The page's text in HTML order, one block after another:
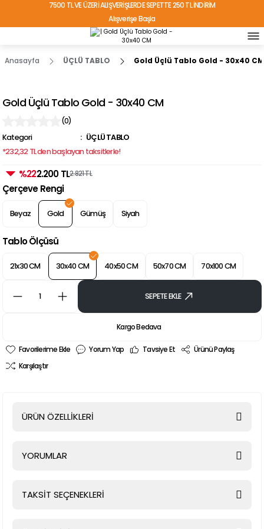
7500 TL VE ÜZERİ ALIŞVERİŞLERDE SEPETTE 250 TL İNDİRİM
Alışverişe Başla
TÜRKİYE'NİN HER YERİNE ÜCRETSİZ KARGO!
Anasayfa ÜÇLÜ TABLO Gold Üçlü Tablo Gold - 30x40 CM
Gold Üçlü Tablo Gold - 30x40 CM
(0)
Kategori
ÜÇLÜ TABLO
*232,32 TL den başlayan taksitlerle!
%222.200 TL2.821 TL
Çerçeve Rengi
Beyaz Gold Gümüş Siyah
Tablo Ölçüsü
21x30 CM 30x40 CM 40x50 CM 50x70 CM 70x100 CM
SEPETE EKLE
Kargo Bedava
Yorum Yap Tavsiye Et
Ürünü Paylaş
Karşılaştır
ÜRÜN ÖZELLİKLERİ
YORUMLAR
TAKSİT SEÇENEKLERİ